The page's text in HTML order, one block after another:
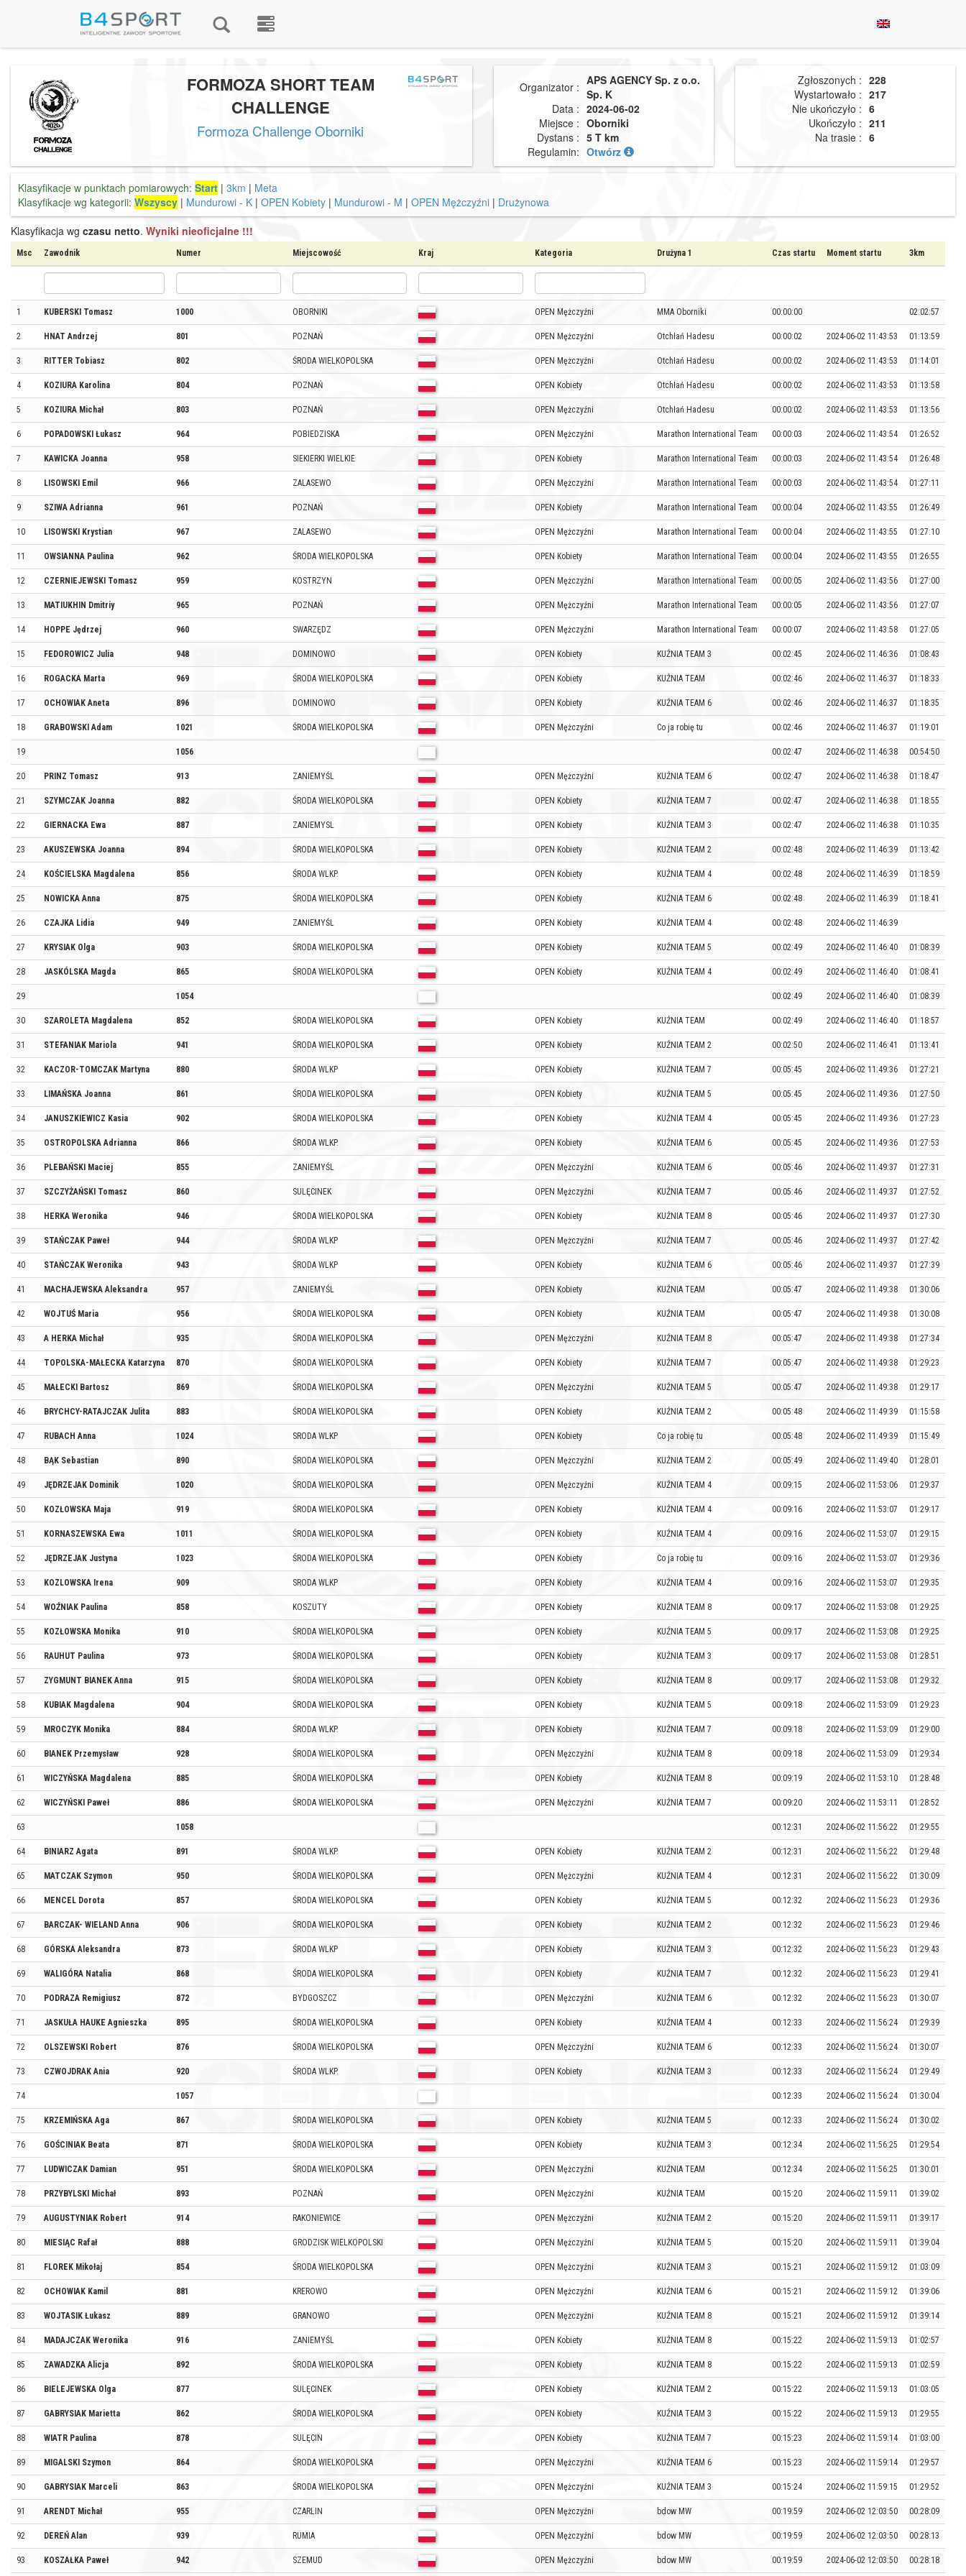
FORMOZA SHORT TEAM
CHALLENGE
Formoza Challenge Oborniki
Organizator : APS AGENCY Sp. z o.o.
Sp. K
Data : 2024-06-02
Miejsce : Oborniki
Dystans : 5 T km
Regulamin: Otwórz
Zgłoszonych : 228
Wystartowało : 217
Nie ukończyło : 6
Ukończyło : 211
Na trasie : 6
Klasyfikacje w punktach pomiarowych: Start | 3km | Meta
Klasyfikacje wg kategorii: Wszyscy | Mundurowi - K | OPEN Kobiety | Mundurowi - M | OPEN Mężczyźni | Drużynowa
Klasyfikacja wg czasu netto. Wyniki nieoficjalne !!!
Msc Zawodnik Numer Miejscowość Kraj Kategoria Drużyna 1 Czas startu Moment startu 3km
1 KUBERSKI Tomasz 1000 OBORNIKI OPEN Mężczyźni MMA Oborniki 00:00:00 02:02:57
2 HNAT Andrzej 801 POZNAŃ OPEN Mężczyźni Otchłań Hadesu 00:00:02 2024-06-02 11:43:53 01:13:59
3 RITTER Tobiasz 802 ŚRODA WIELKOPOLSKA OPEN Mężczyźni Otchłań Hadesu 00:00:02 2024-06-02 11:43:53 01:14:01
4 KOZIURA Karolina 804 POZNAŃ OPEN Kobiety Otchłań Hadesu 00:00:02 2024-06-02 11:43:53 01:13:58
5 KOZIURA Michał 803 POZNAŃ OPEN Mężczyźni Otchłań Hadesu 00:00:02 2024-06-02 11:43:53 01:13:56
6 POPADOWSKI Łukasz 964 POBIEDZISKA OPEN Mężczyźni Marathon International Team 00:00:03 2024-06-02 11:43:54 01:26:52
7 KAWICKA Joanna 958 SIEKIERKI WIELKIE OPEN Kobiety Marathon International Team 00:00:03 2024-06-02 11:43:54 01:26:48
8 LISOWSKI Emil 966 ZALASEWO OPEN Mężczyźni Marathon International Team 00:00:03 2024-06-02 11:43:54 01:27:11
9 SZIWA Adrianna 961 POZNAŃ OPEN Kobiety Marathon International Team 00:00:04 2024-06-02 11:43:55 01:26:49
10 LISOWSKI Krystian 967 ZALASEWO OPEN Mężczyźni Marathon International Team 00:00:04 2024-06-02 11:43:55 01:27:10
11 OWSIANNA Paulina 962 ŚRODA WIELKOPOLSKA OPEN Kobiety Marathon International Team 00:00:04 2024-06-02 11:43:55 01:26:55
12 CZERNIEJEWSKI Tomasz 959 KOSTRZYN OPEN Mężczyźni Marathon International Team 00:00:05 2024-06-02 11:43:56 01:27:00
13 MATIUKHIN Dmitriy 965 POZNAŃ OPEN Mężczyźni Marathon International Team 00:00:05 2024-06-02 11:43:56 01:27:07
14 HOPPE Jędrzej 960 SWARZĘDZ OPEN Mężczyźni Marathon International Team 00:00:07 2024-06-02 11:43:58 01:27:05
15 FEDOROWICZ Julia 948 DOMINOWO OPEN Kobiety KUŹNIA TEAM 3 00:02:45 2024-06-02 11:46:36 01:08:43
16 ROGACKA Marta 969 ŚRODA WIELKOPOLSKA OPEN Kobiety KUŹNIA TEAM 00:02:46 2024-06-02 11:46:37 01:18:33
17 OCHOWIAK Aneta 896 DOMINOWO OPEN Kobiety KUŹNIA TEAM 6 00:02:46 2024-06-02 11:46:37 01:18:35
18 GRABOWSKI Adam 1021 ŚRODA WIELKOPOLSKA OPEN Mężczyźni Co ja robię tu 00:02:46 2024-06-02 11:46:37 01:19:01
19 1056 00:02:47 2024-06-02 11:46:38 00:54:50
20 PRINZ Tomasz 913 ZANIEMYŚL OPEN Mężczyźni KUŹNIA TEAM 6 00:02:47 2024-06-02 11:46:38 01:18:47
21 SZYMCZAK Joanna 882 ŚRODA WIELKOPOLSKA OPEN Kobiety KUŹNIA TEAM 7 00:02:47 2024-06-02 11:46:38 01:18:55
22 GIERNACKA Ewa 887 ZANIEMYSL OPEN Kobiety KUŹNIA TEAM 3 00:02:47 2024-06-02 11:46:38 01:10:35
23 AKUSZEWSKA Joanna 894 ŚRODA WIELKOPOLSKA OPEN Kobiety KUŹNIA TEAM 2 00:02:48 2024-06-02 11:46:39 01:13:42
24 KOŚCIELSKA Magdalena 856 ŚRODA WLKP. OPEN Kobiety KUŹNIA TEAM 4 00:02:48 2024-06-02 11:46:39 01:18:59
25 NOWICKA Anna 875 ŚRODA WIELKOPOLSKA OPEN Kobiety KUŹNIA TEAM 6 00:02:48 2024-06-02 11:46:39 01:18:41
26 CZAJKA Lidia 949 ZANIEMYŚL OPEN Kobiety KUŹNIA TEAM 4 00:02:48 2024-06-02 11:46:39
27 KRYSIAK Olga 903 ŚRODA WIELKOPOLSKA OPEN Kobiety KUŹNIA TEAM 5 00:02:49 2024-06-02 11:46:40 01:08:39
28 JASKÓLSKA Magda 865 ŚRODA WIELKOPOLSKA OPEN Kobiety KUŹNIA TEAM 4 00:02:49 2024-06-02 11:46:40 01:08:41
29 1054 00:02:49 2024-06-02 11:46:40 01:08:39
30 SZAROLETA Magdalena 852 ŚRODA WIELKOPOLSKA OPEN Kobiety KUŹNIA TEAM 00:02:49 2024-06-02 11:46:40 01:18:57
31 STEFANIAK Mariola 941 ŚRODA WIELKOPOLSKA OPEN Kobiety KUŹNIA TEAM 2 00:02:50 2024-06-02 11:46:41 01:13:41
32 KACZOR-TOMCZAK Martyna 880 ŚRODA WLKP OPEN Kobiety KUŹNIA TEAM 7 00:05:45 2024-06-02 11:49:36 01:27:21
33 LIMAŃSKA Joanna 861 ŚRODA WIELKOPOLSKA OPEN Kobiety KUŹNIA TEAM 5 00:05:45 2024-06-02 11:49:36 01:27:50
34 JANUSZKIEWICZ Kasia 902 ŚRODA WIELKOPOLSKA OPEN Kobiety KUŹNIA TEAM 4 00:05:45 2024-06-02 11:49:36 01:27:23
35 OSTROPOLSKA Adrianna 866 ŚRODA WLKP. OPEN Kobiety KUŹNIA TEAM 6 00:05:45 2024-06-02 11:49:36 01:27:53
36 PLEBAŃSKI Maciej 855 ZANIEMYŚL OPEN Mężczyźni KUŹNIA TEAM 6 00:05:46 2024-06-02 11:49:37 01:27:31
37 SZCZYŻAŃSKI Tomasz 860 SULĘCINEK OPEN Mężczyźni KUŹNIA TEAM 7 00:05:46 2024-06-02 11:49:37 01:27:52
38 HERKA Weronika 946 ŚRODA WIELKOPOLSKA OPEN Kobiety KUŹNIA TEAM 8 00:05:46 2024-06-02 11:49:37 01:27:30
39 STAŃCZAK Paweł 944 ŚRODA WLKP OPEN Mężczyźni KUŹNIA TEAM 7 00:05:46 2024-06-02 11:49:37 01:27:42
40 STAŃCZAK Weronika 943 ŚRODA WLKP OPEN Kobiety KUŹNIA TEAM 6 00:05:46 2024-06-02 11:49:37 01:27:39
41 MACHAJEWSKA Aleksandra 957 ZANIEMYŚL OPEN Kobiety KUŹNIA TEAM 00:05:47 2024-06-02 11:49:38 01:30:06
42 WOJTUŚ Maria 956 ŚRODA WIELKOPOLSKA OPEN Kobiety KUŹNIA TEAM 00:05:47 2024-06-02 11:49:38 01:30:08
43 A HERKA Michał 935 ŚRODA WIELKOPOLSKA OPEN Mężczyźni KUŹNIA TEAM 8 00:05:47 2024-06-02 11:49:38 01:27:34
44 TOPOLSKA-MAŁECKA Katarzyna 870 ŚRODA WIELKOPOLSKA OPEN Kobiety KUŹNIA TEAM 7 00:05:47 2024-06-02 11:49:38 01:29:23
45 MAŁECKI Bartosz 869 ŚRODA WIELKOPOLSKA OPEN Mężczyźni KUŹNIA TEAM 5 00:05:47 2024-06-02 11:49:38 01:29:17
46 BRYCHCY-RATAJCZAK Julita 883 ŚRODA WIELKOPOLSKA OPEN Kobiety KUŹNIA TEAM 2 00:05:48 2024-06-02 11:49:39 01:15:58
47 RUBACH Anna 1024 SRODA WLKP OPEN Kobiety Co ja robię tu 00:05:48 2024-06-02 11:49:39 01:15:49
48 BĄK Sebastian 890 ŚRODA WIELKOPOLSKA OPEN Mężczyźni KUŹNIA TEAM 2 00:05:49 2024-06-02 11:49:40 01:28:01
49 JĘDRZEJAK Dominik 1020 ŚRODA WIELKOPOLSKA OPEN Mężczyźni KUŹNIA TEAM 4 00:09:15 2024-06-02 11:53:06 01:29:37
50 KOZŁOWSKA Maja 919 ŚRODA WIELKOPOLSKA OPEN Kobiety KUŹNIA TEAM 4 00:09:16 2024-06-02 11:53:07 01:29:17
51 KORNASZEWSKA Ewa 1011 ŚRODA WIELKOPOLSKA OPEN Kobiety KUŹNIA TEAM 4 00:09:16 2024-06-02 11:53:07 01:29:15
52 JĘDRZEJAK Justyna 1023 ŚRODA WIELKOPOLSKA OPEN Kobiety Co ja robię tu 00:09:16 2024-06-02 11:53:07 01:29:36
53 KOZLOWSKA Irena 909 SRODA WLKP OPEN Kobiety KUŹNIA TEAM 4 00:09:16 2024-06-02 11:53:07 01:29:35
54 WOŹNIAK Paulina 858 KOSZUTY OPEN Kobiety KUŹNIA TEAM 8 00:09:17 2024-06-02 11:53:08 01:29:25
55 KOZŁOWSKA Monika 910 ŚRODA WIELKOPOLSKA OPEN Kobiety KUŹNIA TEAM 5 00:09:17 2024-06-02 11:53:08 01:29:25
56 RAUHUT Paulina 973 ŚRODA WIELKOPOLSKA OPEN Kobiety KUŹNIA TEAM 3 00:09:17 2024-06-02 11:53:08 01:28:51
57 ZYGMUNT BIANEK Anna 915 ŚRODA WIELKOPOLSKA OPEN Kobiety KUŹNIA TEAM 8 00:09:17 2024-06-02 11:53:08 01:29:32
58 KUBIAK Magdalena 904 ŚRODA WIELKOPOLSKA OPEN Kobiety KUŹNIA TEAM 5 00:09:18 2024-06-02 11:53:09 01:29:23
59 MROCZYK Monika 884 ŚRODA WLKP. OPEN Kobiety KUŹNIA TEAM 7 00:09:18 2024-06-02 11:53:09 01:29:00
60 BIANEK Przemysław 928 ŚRODA WIELKOPOLSKA OPEN Mężczyźni KUŹNIA TEAM 8 00:09:18 2024-06-02 11:53:09 01:29:34
61 WICZYŃSKA Magdalena 885 ŚRODA WIELKOPOLSKA OPEN Kobiety KUŹNIA TEAM 8 00:09:19 2024-06-02 11:53:10 01:28:48
62 WICZYŃSKI Paweł 886 ŚRODA WIELKOPOLSKA OPEN Mężczyźni KUŹNIA TEAM 7 00:09:20 2024-06-02 11:53:11 01:28:52
63 1058 00:12:31 2024-06-02 11:56:22 01:29:55
64 BINIARZ Agata 891 ŚRODA WLKP. OPEN Kobiety KUŹNIA TEAM 2 00:12:31 2024-06-02 11:56:22 01:29:48
65 MATCZAK Szymon 950 ŚRODA WIELKOPOLSKA OPEN Mężczyźni KUŹNIA TEAM 4 00:12:31 2024-06-02 11:56:22 01:30:09
66 MENCEL Dorota 857 ŚRODA WIELKOPOLSKA OPEN Kobiety KUŹNIA TEAM 5 00:12:32 2024-06-02 11:56:23 01:29:36
67 BARCZAK- WIELAND Anna 906 ŚRODA WIELKOPOLSKA OPEN Kobiety KUŹNIA TEAM 2 00:12:32 2024-06-02 11:56:23 01:29:46
68 GÓRSKA Aleksandra 873 ŚRODA WLKP OPEN Kobiety KUŹNIA TEAM 3 00:12:32 2024-06-02 11:56:23 01:29:43
69 WALIGÓRA Natalia 868 ŚRODA WIELKOPOLSKA OPEN Kobiety KUŹNIA TEAM 7 00:12:32 2024-06-02 11:56:23 01:29:41
70 PODRAZA Remigiusz 872 BYDGOSZCZ OPEN Mężczyźni KUŹNIA TEAM 6 00:12:32 2024-06-02 11:56:23 01:30:07
71 JASKUŁA HAUKE Agnieszka 895 ŚRODA WIELKOPOLSKA OPEN Kobiety KUŹNIA TEAM 4 00:12:33 2024-06-02 11:56:24 01:29:39
72 OLSZEWSKI Robert 876 ŚRODA WIELKOPOLSKA OPEN Mężczyźni KUŹNIA TEAM 6 00:12:33 2024-06-02 11:56:24 01:30:07
73 CZWOJDRAK Ania 920 ŚRODA WLKP. OPEN Kobiety KUŹNIA TEAM 3 00:12:33 2024-06-02 11:56:24 01:29:49
74 1057 00:12:33 2024-06-02 11:56:24 01:30:04
75 KRZEMIŃSKA Aga 867 ŚRODA WIELKOPOLSKA OPEN Kobiety KUŹNIA TEAM 5 00:12:33 2024-06-02 11:56:24 01:30:02
76 GOŚCINIAK Beata 871 ŚRODA WIELKOPOLSKA OPEN Kobiety KUŹNIA TEAM 3 00:12:34 2024-06-02 11:56:25 01:29:54
77 LUDWICZAK Damian 951 ŚRODA WIELKOPOLSKA OPEN Mężczyźni KUŹNIA TEAM 00:12:34 2024-06-02 11:56:25 01:30:01
78 PRZYBYLSKI Michał 893 POZNAŃ OPEN Mężczyźni KUŹNIA TEAM 00:15:20 2024-06-02 11:59:11 01:39:02
79 AUGUSTYNIAK Robert 914 RAKONIEWICE OPEN Mężczyźni KUŹNIA TEAM 2 00:15:20 2024-06-02 11:59:11 01:39:17
80 MIESIĄC Rafał 888 GRODZISK WIELKOPOLSKI OPEN Mężczyźni KUŹNIA TEAM 5 00:15:20 2024-06-02 11:59:11 01:39:04
81 FLOREK Mikołaj 854 ŚRODA WIELKOPOLSKA OPEN Mężczyźni KUŹNIA TEAM 3 00:15:21 2024-06-02 11:59:12 01:03:09
82 OCHOWIAK Kamil 881 KREROWO OPEN Mężczyźni KUŹNIA TEAM 6 00:15:21 2024-06-02 11:59:12 01:39:06
83 WOJTASIK Łukasz 889 GRANOWO OPEN Mężczyźni KUŹNIA TEAM 8 00:15:21 2024-06-02 11:59:12 01:39:14
84 MADAJCZAK Weronika 916 ZANIEMYŚL OPEN Kobiety KUŹNIA TEAM 8 00:15:22 2024-06-02 11:59:13 01:02:57
85 ZAWADZKA Alicja 892 ŚRODA WIELKOPOLSKA OPEN Kobiety KUŹNIA TEAM 8 00:15:22 2024-06-02 11:59:13 01:02:59
86 BIELEJEWSKA Olga 877 SULĘCINEK OPEN Kobiety KUŹNIA TEAM 2 00:15:22 2024-06-02 11:59:13 01:03:05
87 GABRYSIAK Marietta 862 ŚRODA WIELKOPOLSKA OPEN Kobiety KUŹNIA TEAM 3 00:15:22 2024-06-02 11:59:13 01:29:55
88 WIATR Paulina 878 SULĘCIN OPEN Kobiety KUŹNIA TEAM 7 00:15:23 2024-06-02 11:59:14 01:03:00
89 MIGALSKI Szymon 864 ŚRODA WIELKOPOLSKA OPEN Mężczyźni KUŹNIA TEAM 6 00:15:23 2024-06-02 11:59:14 01:29:57
90 GABRYSIAK Marceli 863 ŚRODA WIELKOPOLSKA OPEN Mężczyźni KUŹNIA TEAM 3 00:15:24 2024-06-02 11:59:15 01:29:52
91 ARENDT Michał 955 CZARLIN OPEN Mężczyźni bdow MW 00:19:59 2024-06-02 12:03:50 00:28:09
92 DEREŃ Alan 939 RUMIA OPEN Mężczyźni bdow MW 00:19:59 2024-06-02 12:03:50 00:28:13
93 KOSZAŁKA Paweł 942 SZEMUD OPEN Mężczyźni bdow MW 00:19:59 2024-06-02 12:03:50 00:28:18